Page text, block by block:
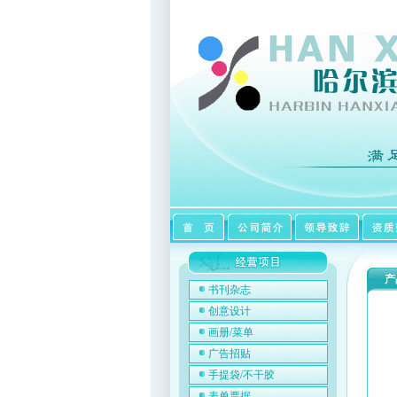
书刊杂志
创意设计
画册/菜单
广告招贴
手提袋/不干胶
产